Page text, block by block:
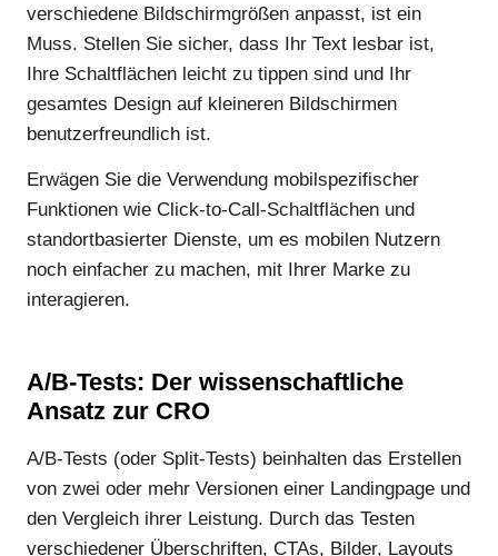
verschiedene Bildschirmgrößen anpasst, ist ein
Muss. Stellen Sie sicher, dass Ihr Text lesbar ist,
Ihre Schaltflächen leicht zu tippen sind und Ihr
gesamtes Design auf kleineren Bildschirmen
benutzerfreundlich ist.
Erwägen Sie die Verwendung mobilspezifischer
Funktionen wie Click-to-Call-Schaltflächen und
standortbasierter Dienste, um es mobilen Nutzern
noch einfacher zu machen, mit Ihrer Marke zu
interagieren.
A/B-Tests: Der wissenschaftliche
Ansatz zur CRO
A/B-Tests (oder Split-Tests) beinhalten das Erstellen
von zwei oder mehr Versionen einer Landingpage und
den Vergleich ihrer Leistung. Durch das Testen
verschiedener Überschriften, CTAs, Bilder, Layouts